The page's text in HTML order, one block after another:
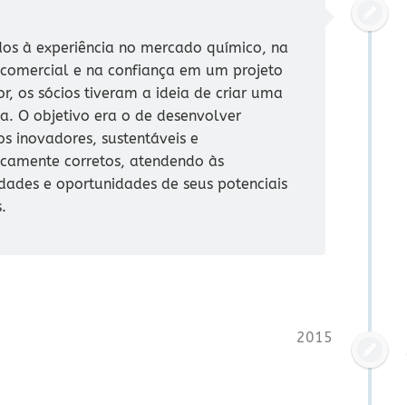
à experiência no mercado químico, na
e na confiança em um projeto
os sócios tiveram a ideia de criar uma
O objetivo era o de desenvolver
inovadores, sustentáveis e
corretos, atendendo às
e oportunidades de seus potenciais
2015